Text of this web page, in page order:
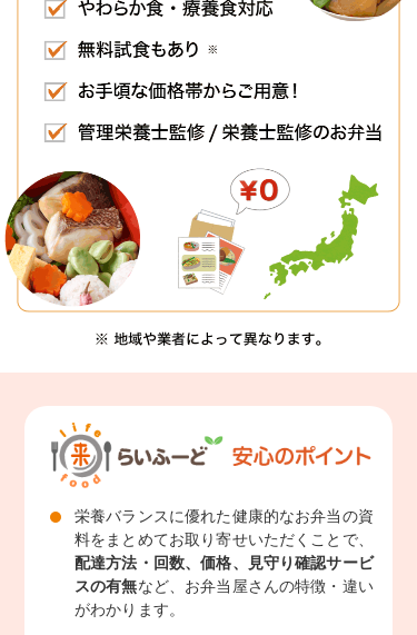
栄養バランスに優れた健康的なお弁当の資
料をまとめてお取り寄せいただくことで、
配達方法・回数、価格、見守り確認サービ
スの有無など、お弁当屋さんの特徴・違い
がわかります。